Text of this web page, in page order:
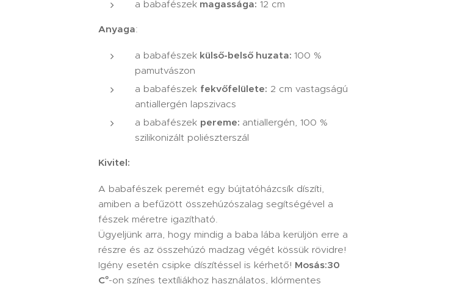
a babafészek magassága: 12 cm
Anyaga:
a babafészek külső-belső huzata:100 %
pamutvászon
a babafészek fekvőfelülete: 2 cm vastagságú
antiallergén lapszivacs
a babafészek pereme: antiallergén, 100 %
szilikonizált poliészterszál
Kivitel:
A babafészek peremét egy bújtatóházcsík díszíti,
amiben a befűzött összehúzószalag segítségével a
fészek méretre igazítható.
Ügyeljünk arra, hogy mindig a baba lába kerüljön erre a
részre és az összehúzó madzag végét kössük rövidre!
Igény esetén csipke díszítéssel is kérhető! Mosás:30
C°-on színes textíliákhoz használatos, klórmentes